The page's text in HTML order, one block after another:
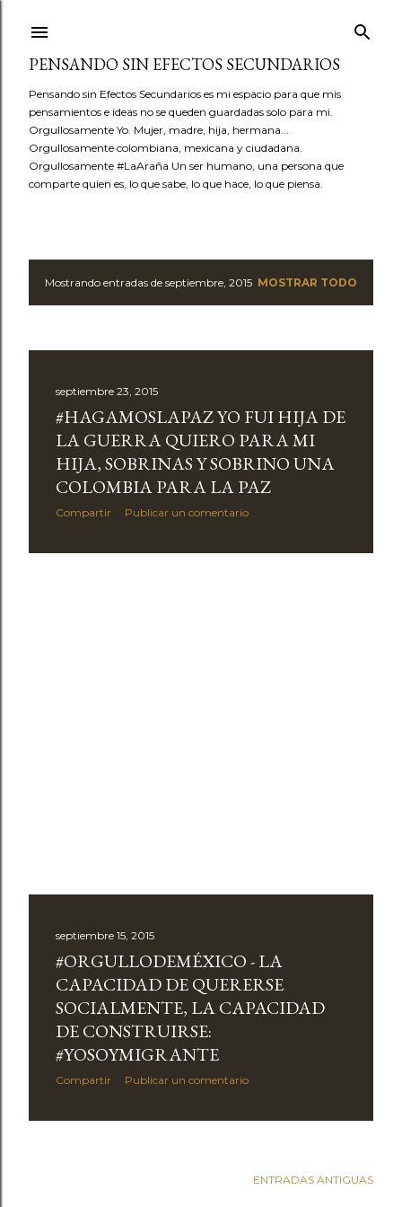
PENSANDO SIN EFECTOS SECUNDARIOS
Pensando sin Efectos Secundarios es mi espacio para que mis
pensamientos e ideas no se queden guardadas solo para mi.
Orgullosamente Yo. Mujer, madre, hija, hermana...
Orgullosamente colombiana, mexicana y ciudadana.
Orgullosamente #LaAraña Un ser humano, una persona que
comparte quien es, lo que sabe, lo que hace, lo que piensa.
E
s
Mostrando entradas de septiembre, 2015 MOSTRAR TODO
septiembre 23, 2015
#HAGAMOSLAPAZ YO FUI HIJA DE
LA GUERRA QUIERO PARA MI
HIJA, SOBRINAS Y SOBRINO UNA
COLOMBIA PARA LA PAZ
Compartir Publicar un comentario
septiembre 15, 2015
#ORGULLODEMÉXICO - LA
CAPACIDAD DE QUERERSE
SOCIALMENTE, LA CAPACIDAD
DE CONSTRUIRSE:
#YOSOYMIGRANTE
Compartir Publicar un comentario
ENTRADAS ANTIGUAS